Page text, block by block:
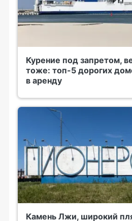
Курение под запретом,
тоже: топ-5 дорогих
в аренду
Камень Лжи, широкий